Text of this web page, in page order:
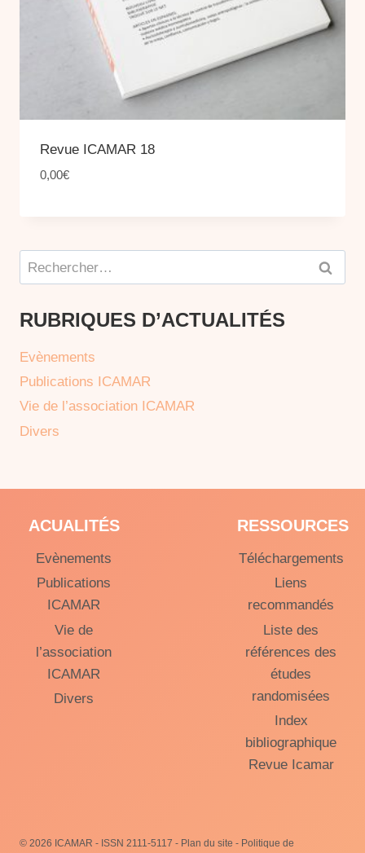
Revue ICAMAR 18
0,00€
Rechercher :
RUBRIQUES D’ACTUALITÉS
Evènements
Publications ICAMAR
Vie de l’association ICAMAR
Divers
ACUALITÉS
Evènements
Publications
ICAMAR
Vie de
l’association
ICAMAR
Divers
RESSOURCES
Téléchargements
Liens
recommandés
Liste des
références des
études
randomisées
Index
bibliographique
Revue Icamar
© 2026 ICAMAR - ISSN 2111-5117 - Plan du site - Politique de